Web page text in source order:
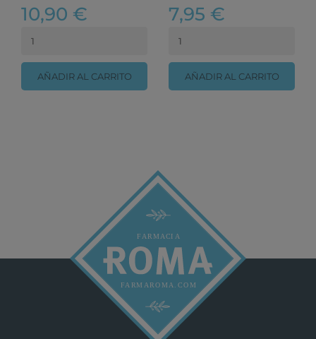
10,90 €
AÑADIR AL CARRITO
7,95 €
AÑADIR AL CARRITO